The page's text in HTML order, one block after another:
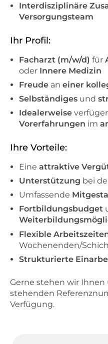
Interdisziplinäre
Versorgungsteam
Ihr Profil:
Facharzt (m/w/d) für
oder Innere Medizin
Freude an einer
Selbständiges und
Idealerweise
Vorerfahrungen im
Ihre Vorteile:
Eine attraktive
Unterstützung bei
Umfassende
Fortbildungsbudget
Flexible
Wochenenden/
Strukturierte
Gerne stehen wir
stehenden
Verfügung.